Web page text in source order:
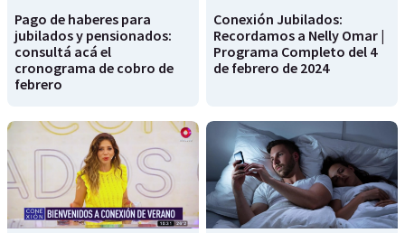
Pago de haberes para
jubilados y pensionados:
consultá acá el
cronograma de cobro de
febrero
Conexión Jubilados:
Recordamos a Nelly Omar |
Programa Completo del 4
de febrero de 2024